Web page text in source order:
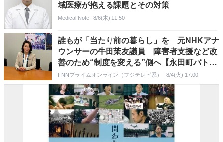
域医療が抱える課題とその対策
Medical Note 8/6(木) 11:50
誰もが「当たり前の暮らし」を 元NHKアナ
ウンサーの牛田茉友議員 障害者支援など改
善のため“制度を変える”側へ【永田町バト
ン】
FNNプライムオンライン（フジテレビ系） 8/4(火) 17:00